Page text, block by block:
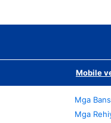
Mobile
Mga
Mga